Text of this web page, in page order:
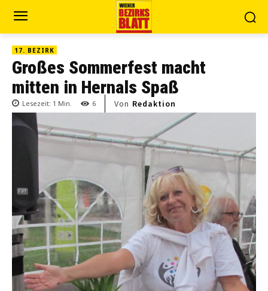
17. BEZIRK
Großes Sommerfest macht
mitten in Hernals Spaß
Lesezeit: 1 Min. 6 Von Redaktion